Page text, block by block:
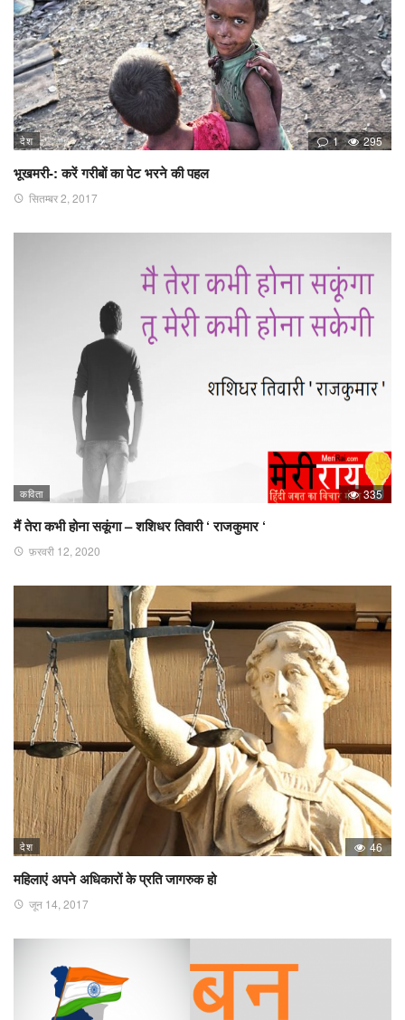
देश 1 295
भूखमरी-: करें गरीबों का पेट भरने की पहल
सितम्बर 2, 2017
कविता 335
मैं तेरा कभी होना सकूंगा – शशिधर तिवारी ‘ राजकुमार ‘
फ़रवरी 12, 2020
देश 46
महिलाएं अपने अधिकारों के प्रति जागरुक हो
जून 14, 2017